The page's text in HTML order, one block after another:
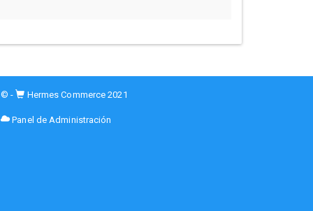
© - Hermes Commerce 2021
Panel de Administración